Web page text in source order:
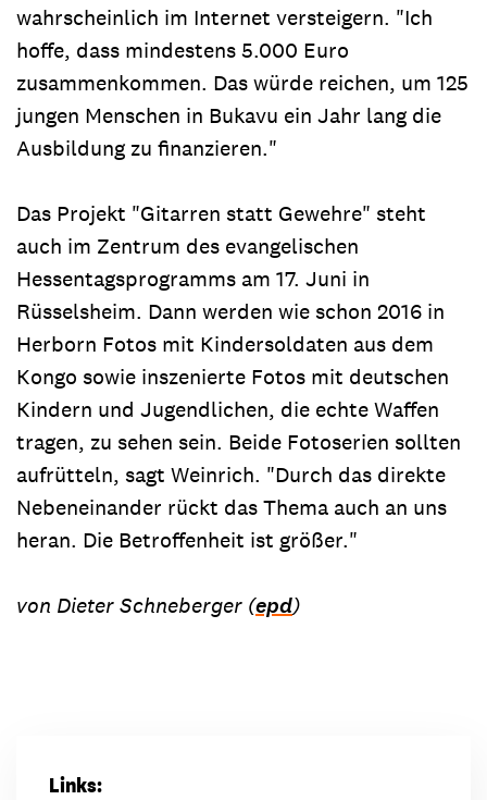
wahrscheinlich im Internet versteigern. "Ich
hoffe, dass mindestens 5.000 Euro
zusammenkommen. Das würde reichen, um 125
jungen Menschen in Bukavu ein Jahr lang die
Ausbildung zu finanzieren."
Das Projekt "Gitarren statt Gewehre" steht
auch im Zentrum des evangelischen
Hessentagsprogramms am 17. Juni in
Rüsselsheim. Dann werden wie schon 2016 in
Herborn Fotos mit Kindersoldaten aus dem
Kongo sowie inszenierte Fotos mit deutschen
Kindern und Jugendlichen, die echte Waffen
tragen, zu sehen sein. Beide Fotoserien sollten
aufrütteln, sagt Weinrich. "Durch das direkte
Nebeneinander rückt das Thema auch an uns
heran. Die Betroffenheit ist größer."
von Dieter Schneberger (epd)
Links: